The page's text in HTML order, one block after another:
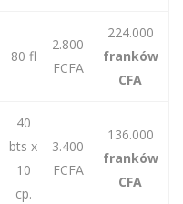
80 fl
2.800
FCFA
224.000
franków
CFA
40
bts x
10
cp.
3.400
FCFA
136.000
franków
CFA